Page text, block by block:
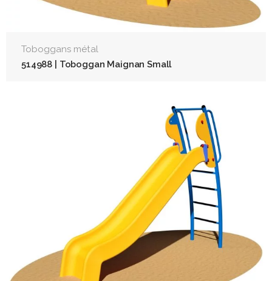
Toboggans métal
514988 | Toboggan Maignan Small